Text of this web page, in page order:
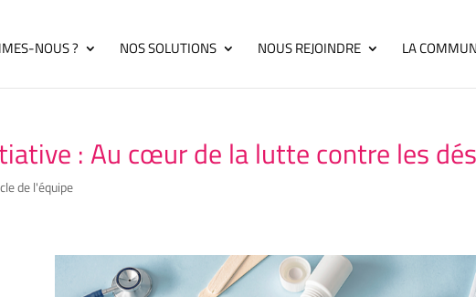
NOUS ? NOS SOLUTIONS NOUS REJOINDRE LA
: Au cœur de la lutte contre les
de l'équipe